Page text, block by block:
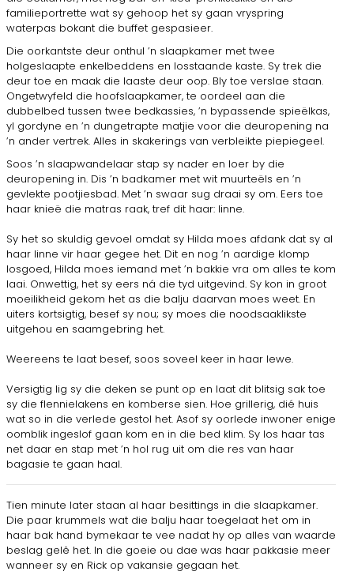
familieportrette wat sy gehoop het sy gaan vryspring
waterpas bokant die buffet gespasieer.
Die oorkantste deur onthul ’n slaapkamer met twee
holgeslaapte enkelbeddens en losstaande kaste. Sy trek die
deur toe en maak die laaste deur oop. Bly toe verslae staan.
Ongetwyfeld die hoofslaapkamer, te oordeel aan die
dubbelbed tussen twee bedkassies, ’n bypassende spieëlkas,
yl gordyne en ’n dungetrapte matjie voor die deuropening na
’n ander vertrek. Alles in skakerings van verbleikte piepiegeel.
Soos ’n slaapwandelaar stap sy nader en loer by die
deuropening in. Dis ’n badkamer met wit muurteëls en ’n
gevlekte pootjiesbad. Met ’n swaar sug draai sy om. Eers toe
haar knieë die matras raak, tref dit haar: linne.
Sy het so skuldig gevoel omdat sy Hilda moes afdank dat sy al
haar linne vir haar gegee het. Dit en nog ’n aardige klomp
losgoed, Hilda moes iemand met ’n bakkie vra om alles te kom
laai. Onwettig, het sy eers ná die tyd uitgevind. Sy kon in groot
moeilikheid gekom het as die balju daarvan moes weet. En
uiters kortsigtig, besef sy nou; sy moes die noodsaaklikste
uitgehou en saamgebring het.
Weereens te laat besef, soos soveel keer in haar lewe.
Versigtig lig sy die deken se punt op en laat dit blitsig sak toe
sy die flennielakens en komberse sien. Hoe grillerig, dié huis
wat so in die verlede gestol het. Asof sy oorlede inwoner enige
oomblik ingeslof gaan kom en in die bed klim. Sy los haar tas
net daar en stap met ’n hol rug uit om die res van haar
bagasie te gaan haal.
Tien minute later staan al haar besittings in die slaapkamer.
Die paar krummels wat die balju haar toegelaat het om in
haar bak hand bymekaar te vee nadat hy op alles van waarde
beslag gelê het. In die goeie ou dae was haar pakkasie meer
wanneer sy en Rick op vakansie gegaan het.